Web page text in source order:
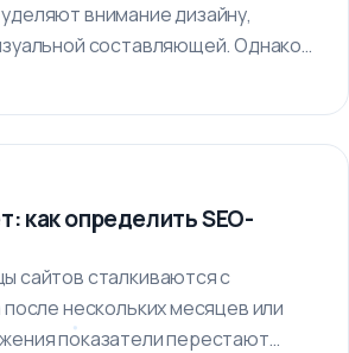
внимание дизайну,
составляющей. Однако
как определить SEO-
сайтов сталкиваются с
нескольких месяцев или
показатели перестают